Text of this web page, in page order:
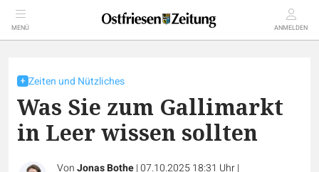
MENÜ ANMELDEN
Zeiten und Nützliches
Was Sie zum Gallimarkt
in Leer wissen sollten
VonJonas Bothe|07.10.2025 18:31 Uhr|